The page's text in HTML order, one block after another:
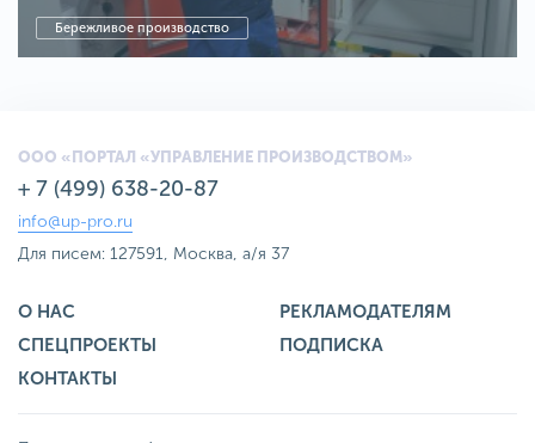
Бережливое производство
ООО «ПОРТАЛ «УПРАВЛЕНИЕ ПРОИЗВОДСТВОМ»
+ 7 (499) 638-20-87
info@up-pro.ru
Для писем: 127591, Москва, а/я 37
О НАС
РЕКЛАМОДАТЕЛЯМ
СПЕЦПРОЕКТЫ
ПОДПИСКА
КОНТАКТЫ